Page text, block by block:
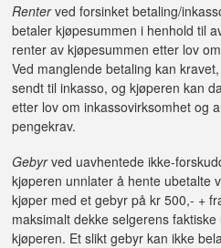
Renterved forsinket betaling/
betaler kjøpesummen i henhold til
renter av kjøpesummen etter lov
Ved manglende betaling kan
sendt til inkasso, og kjøperen kan
etter lov om inkassovirksomhet og
pengekrav.
Gebyrved uavhentede ikke-
kjøperen unnlater å hente ubetalte
kjøper med et gebyr på kr 500,- +
maksimalt dekke selgerens
kjøperen. Et slikt gebyr kan ikke